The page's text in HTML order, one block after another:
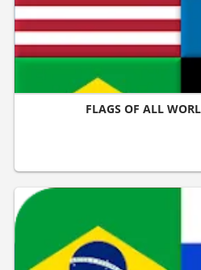
FLAGS OF ALL